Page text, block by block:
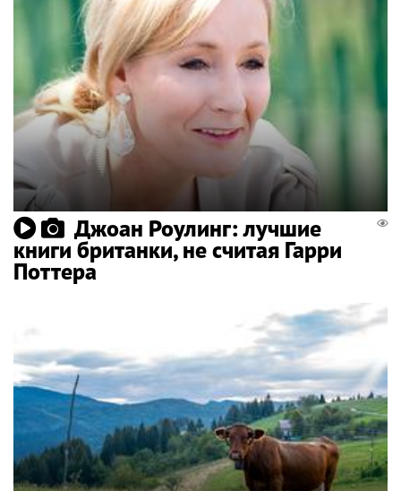
Джоан Роулинг: лучшие
книги британки, не считая Гарри
Поттера